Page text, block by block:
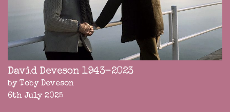
David Deveson 1943-2023
by Toby Deveson
6th July 2025